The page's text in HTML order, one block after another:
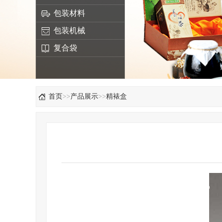
包装材料
包装机械
复合袋
首页>>产品展示>>精裱盒